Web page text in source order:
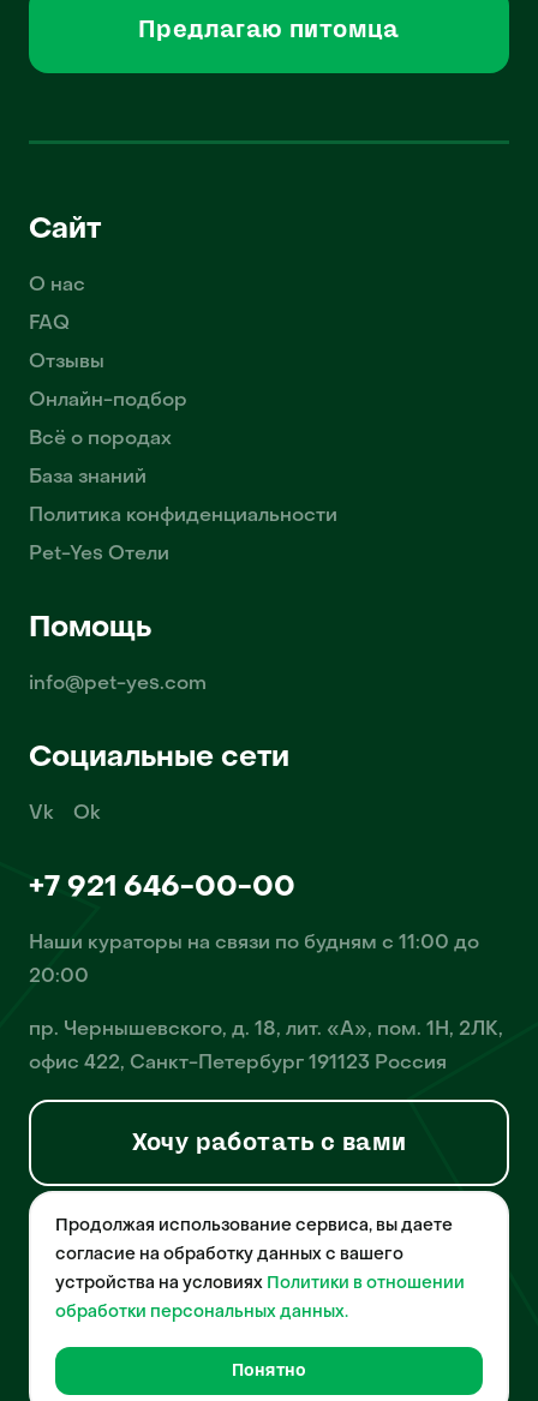
Предлагаю питомца
Сайт
О нас
FAQ
Отзывы
Онлайн-подбор
Всё о породах
База знаний
Политика конфиденциальности
Pet-Yes Отели
Помощь
info@pet-yes.com
Социальные сети
Vk Ok
+7 921 646-00-00
Наши кураторы на связи по будням с 11:00 до
20:00
пр. Чернышевского, д. 18, лит. «А», пом. 1Н, 2ЛК,
офис 422, Санкт-Петербург 191123 Россия
Хочу работать с вами
© 2026 Pet-Yes. ООО «Биржа домашних животных «Пет-Ес»
осуществляет деятельность в области информационных
технологий, деятельность по разработке и эксплуатации
собственного программного обеспечения, деятельность
порталов в информационно-коммуникационной сети Интернет и
домашних животных», свидетельство о регистрации
№2021612018 от 10 февраля 2021 года.
Продолжая использование сервиса, вы даете
согласие на обработку данных с вашего
устройства на условиях Политики в отношении
обработки персональных данных.
Понятно